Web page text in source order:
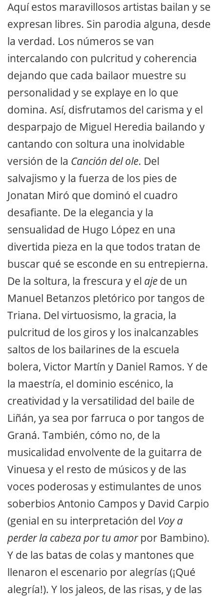
Aquí estos maravillosos artistas bailan y se
expresan libres. Sin parodia alguna, desde
la verdad. Los números se van
intercalando con pulcritud y coherencia
dejando que cada bailaor muestre su
personalidad y se explaye en lo que
domina. Así, disfrutamos del carisma y el
desparpajo de Miguel Heredia bailando y
cantando con soltura una inolvidable
versión de la Canción del ole. Del
salvajismo y la fuerza de los pies de
Jonatan Miró que dominó el cuadro
desafiante. De la elegancia y la
sensualidad de Hugo López en una
divertida pieza en la que todos tratan de
buscar qué se esconde en su entrepierna.
De la soltura, la frescura y el aje de un
Manuel Betanzos pletórico por tangos de
Triana. Del virtuosismo, la gracia, la
pulcritud de los giros y los inalcanzables
saltos de los bailarines de la escuela
bolera, Victor Martín y Daniel Ramos. Y de
la maestría, el dominio escénico, la
creatividad y la versatilidad del baile de
Liñán, ya sea por farruca o por tangos de
Graná. También, cómo no, de la
musicalidad envolvente de la guitarra de
Vinuesa y el resto de músicos y de las
voces poderosas y estimulantes de unos
soberbios Antonio Campos y David Carpio
(genial en su interpretación del Voy a
perder la cabeza por tu amorpor Bambino).
Y de las batas de colas y mantones que
llenaron el escenario por alegrías (¡Qué
alegría!). Y los jaleos, de las risas, y de las